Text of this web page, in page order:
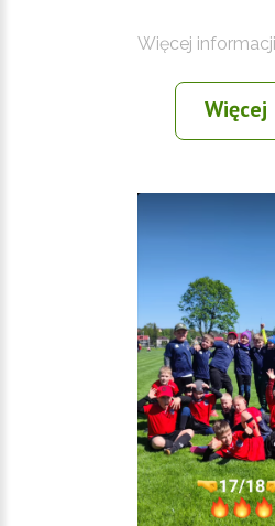
Więcej
Więcej